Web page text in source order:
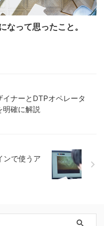
なって思ったこと。
イナーとDTPオペレータ
明確に解説
ンで使うア